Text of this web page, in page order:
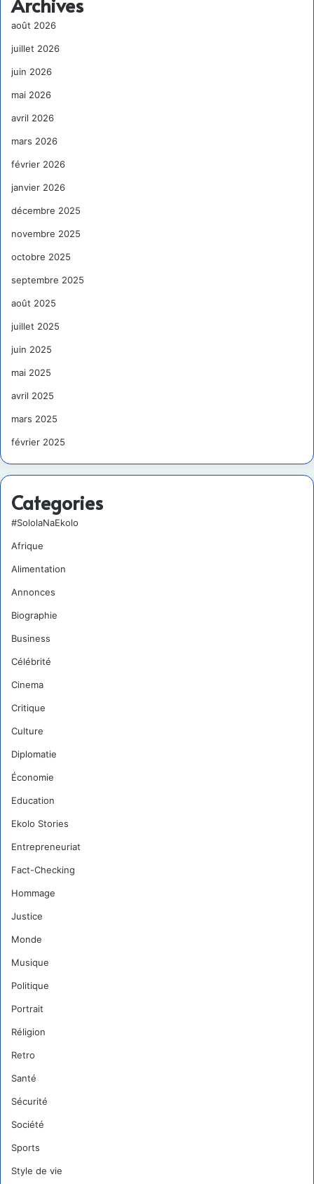
août 2026
juillet 2026
juin 2026
mai 2026
avril 2026
mars 2026
février 2026
janvier 2026
décembre 2025
novembre 2025
octobre 2025
septembre 2025
août 2025
juillet 2025
juin 2025
mai 2025
avril 2025
mars 2025
février 2025
Categories
#SololaNaEkolo
Afrique
Alimentation
Annonces
Biographie
Business
Célébrité
Cinema
Critique
Culture
Diplomatie
Économie
Education
Ekolo Stories
Entrepreneuriat
Fact-Checking
Hommage
Justice
Monde
Musique
Politique
Portrait
Réligion
Retro
Santé
Sécurité
Société
Sports
Style de vie